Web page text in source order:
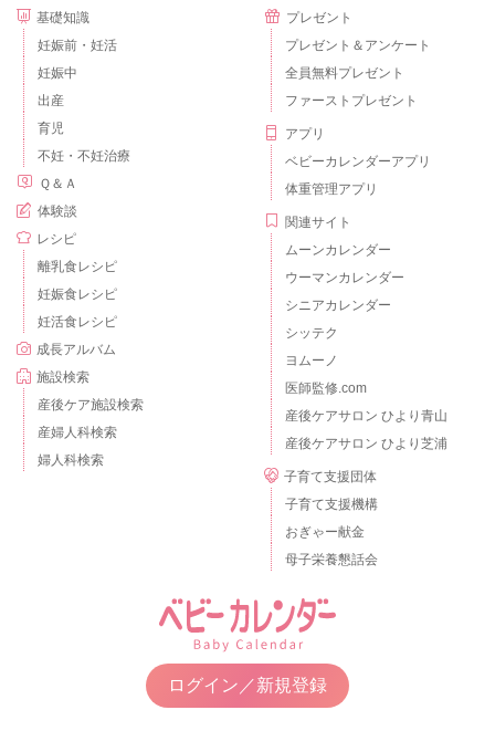
基礎知識
妊娠前・妊活
妊娠中
出産
育児
不妊・不妊治療
Ｑ＆Ａ
体験談
レシピ
離乳食レシピ
妊娠食レシピ
妊活食レシピ
成長アルバム
施設検索
産後ケア施設検索
産婦人科検索
婦人科検索
プレゼント
プレゼント＆アンケート
全員無料プレゼント
ファーストプレゼント
アプリ
ベビーカレンダーアプリ
体重管理アプリ
関連サイト
ムーンカレンダー
ウーマンカレンダー
シニアカレンダー
シッテク
ヨムーノ
医師監修.com
産後ケアサロン ひより青山
産後ケアサロン ひより芝浦
子育て支援団体
子育て支援機構
おぎゃー献金
母子栄養懇話会
ログイン／新規登録